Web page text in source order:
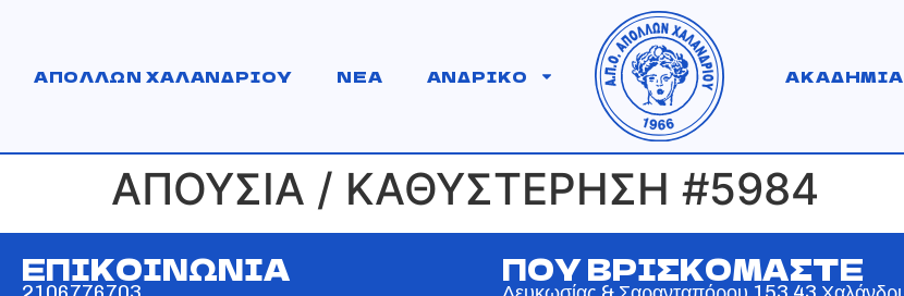
ΑΠΟΛΛΩΝ ΧΑΛΑΝΔΡΙΟΥ ΝΕΑ ΑΝΔΡΙΚΟ ΑΚΑΔΗΜΙΑ
ΑΠΟΥΣΙΑ / ΚΑΘΥΣΤΕΡΗΣΗ #5984
ΕΠΙΚΟΙΝΩΝΙΑ ΠΟΥ ΒΡΙΣΚΟΜΑΣΤΕ